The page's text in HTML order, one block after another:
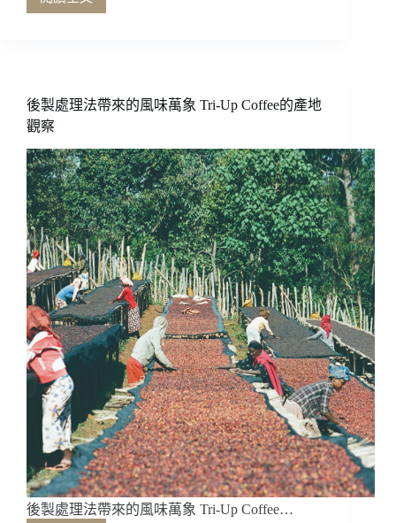
一
醒
沉
百
年
的
咖
啡
香
——
南
投
向
陽
咖
啡
莊
園
後製處理法帶來的風味萬象 Tri-Up Coffee的產地
觀察
後製處理法帶來的風味萬象 Tri-Up Coffee…